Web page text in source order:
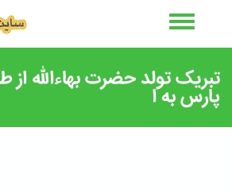
تبریک تولد حضرت بهاءالله از
پارس به ا